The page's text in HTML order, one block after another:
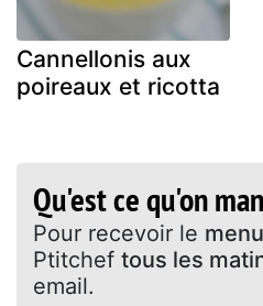
Cannellonis aux
poireaux et ricotta
Qu'est ce qu'on
Pour recevoir le
Ptitchef tous les
email.